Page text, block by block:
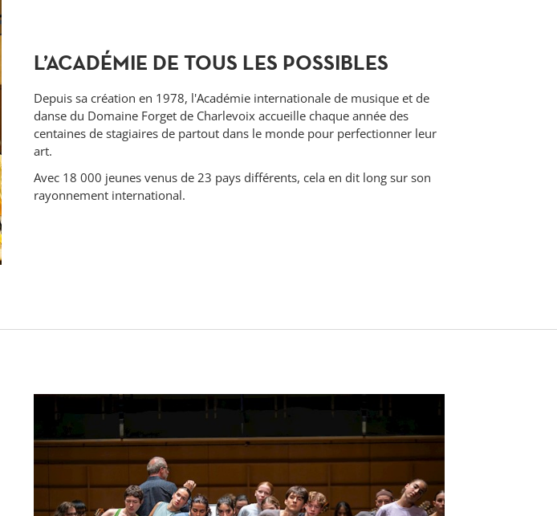
L’ACADÉMIE DE TOUS LES POSSIBLES
Depuis sa création en 1978, l'Académie internationale de musique et de
danse du Domaine Forget de Charlevoix accueille chaque année des
centaines de stagiaires de partout dans le monde pour perfectionner leur
art.
Avec 18 000 jeunes venus de 23 pays différents, cela en dit long sur son
rayonnement international.